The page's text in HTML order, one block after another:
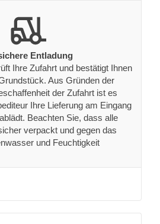
Entladung
Ihre Zufahrt und bestätigt Ihnen
Aus Gründen der
der Zufahrt ist es
Ihre Lieferung am Eingang
Beachten Sie, dass alle
verpackt und gegen das
und Feuchtigkeit